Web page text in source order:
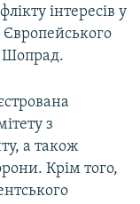
інтересів у
Шопрад.
з
а також
Крім того,